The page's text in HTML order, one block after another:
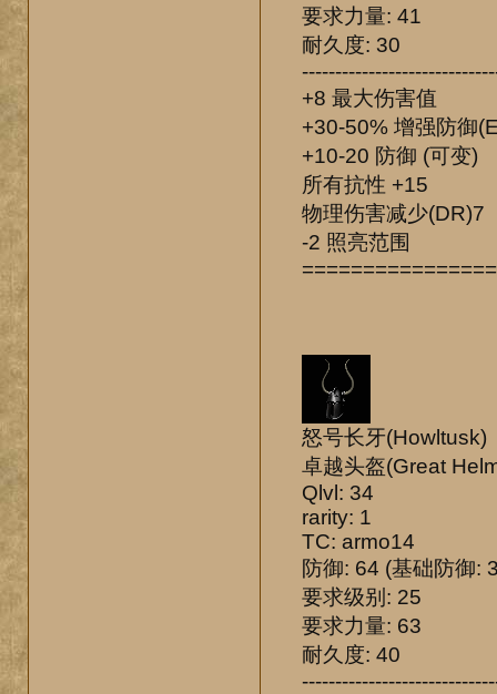
要求力量: 41
耐久度: 30
+8 最大伤害值
+30-50% 增强防御
+10-20 防御 (可变)
所有抗性 +15
物理伤害减少(DR)7
-2 照亮范围
怒号长牙(Howltusk)
卓越头盔(Great
Qlvl: 34
rarity: 1
TC: armo14
防御: 64 (基础防御:
要求级别: 25
要求力量: 63
耐久度: 40